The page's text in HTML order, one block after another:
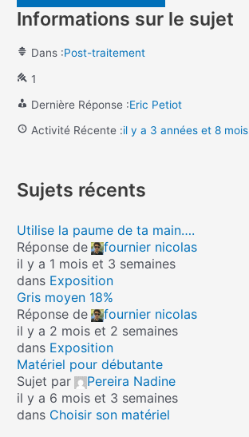
Informations sur le sujet
Dans :Post-traitement
1
Dernière Réponse :Eric Petiot
Activité Récente :il y a 3 années et 8 mois
Sujets récents
Utilise la paume de ta main….
Réponse de
fournier nicolas
il y a 1 mois et 3 semaines
dans Exposition
Gris moyen 18%
Réponse de
fournier nicolas
il y a 2 mois et 2 semaines
dans Exposition
Matériel pour débutante
Sujet par
Pereira Nadine
il y a 6 mois et 3 semaines
dans Choisir son matériel